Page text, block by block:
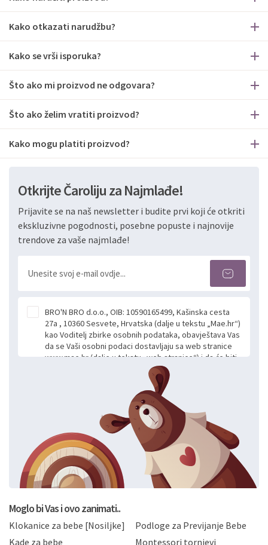
Kako otkazati narudžbu?
Kako se vrši isporuka?
Što ako mi proizvod ne odgovara?
Što ako želim vratiti proizvod?
Kako mogu platiti proizvod?
Otkrijte Čaroliju za Najmlađe!
Prijavite se na naš newsletter i budite prvi koji će otkriti
ekskluzivne pogodnosti, posebne popuste i najnovije
trendove za vaše najmlađe!
BRO'N BRO d.o.o., OIB: 10590165499, Kašinska cesta
27a , 10360 Sesvete, Hrvatska (dalje u tekstu „Mae.hr“)
kao Voditelj zbirke osobnih podataka, obavještava Vas
da se Vaši osobni podaci dostavljaju sa web stranice
www.mae.hr (dalje u tekstu „web stranice“) i da će biti
obrađeni. Prihvaćanjem ove Izjave smatra se da
slobodno i izričito dajete privolu za prikupljanje i daljnju
obradu Vaših osobnih podataka koje ustupate Mae.hr
putem ovih web stranica u svrhu odgovora i daljnje
komunikacije na Vaš upit poslan kroz kontakt obrazac.
Radi se o dobrovoljnom davanju podataka te ovu
Izjavu niste dužni prihvatiti odnosno niste dužni unositi
svoje osobne podatke u jednu od prijavnih
formi/obrazaca dostupnih na ovim web stranicama.
BRO'N BRO d.o.o. će s Vašim osobnim podacima
postupati sukladno Općoj uredbi o zaštiti podataka
privatnosti i kolačića koju možete pročitati ovdje i
Hrvatske, a uvijek uz primjenu odgovarajućih tehničkih i
sigurnosnih mjera zaštite osobnih podataka od
Moglo bi Vas i ovo zanimati..
Klokanice za bebe [Nosiljke]
Podloge za Previjanje Bebe
Kade za bebe
Montessori tornjevi